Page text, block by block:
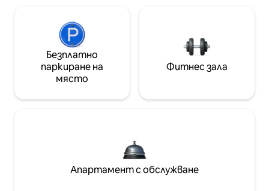
Безплатно
паркиране на
място
Фитнес зала
Апартамент с обслужване